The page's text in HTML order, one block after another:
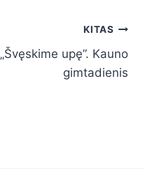
KITAS
„Švęskime upę”. Kauno
gimtadienis